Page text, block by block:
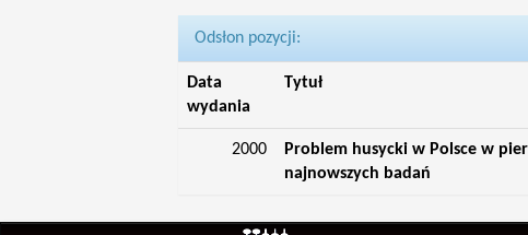
Odsłon pozycji:
Data
wydania
Tytuł
2000
Problem husycki w Polsce w
najnowszych badań